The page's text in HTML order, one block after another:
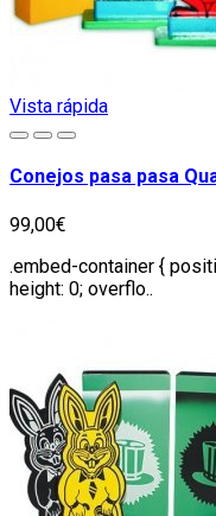
Vista rápida
Conejos pasa pasa
99,00€
.embed-container {
height: 0; overflo..